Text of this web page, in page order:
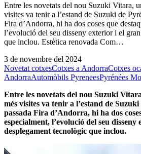
Entre les novetats del nou Suzuki Vitara,
visites va tenir a l’estand de Suzuki de
Fira d’Andorra, hi ha dos coses que
l’evolució del seu disseny exterior i el
que inclou. Estètica renovada Com…
3 de novembre del 2024
Novetat cotxesCotxes a AndorraCotxes
AndorraAutomòbils PyreneesPyrénées
Entre les novetats del nou Suzuki
més visites va tenir a l’estand de
passada Fira d’Andorra, hi ha dos
especialment, l’evolució del seu
desplegament tecnològic que inclou.